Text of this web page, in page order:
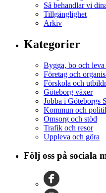
Så behandlar vi
Tillgänglighet
Arkiv
Kategorier
Bygga, bo och
Företag och
Förskola och
Göteborg växer
Jobba i Göteborgs
Kommun och
Omsorg och stöd
Trafik och resor
Uppleva och göra
Följ oss på sociala